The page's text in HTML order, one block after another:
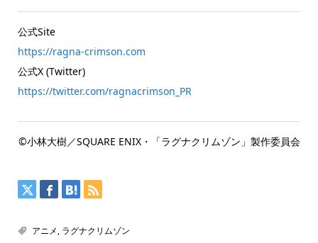
公式Site
https://ragna-crimson.com
公式X (Twitter)
https://twitter.com/ragnacrimson_PR
©︎小林大樹／SQUARE ENIX・「ラグナクリムゾン」製作委員会
アニメ, ラグナクリムゾン